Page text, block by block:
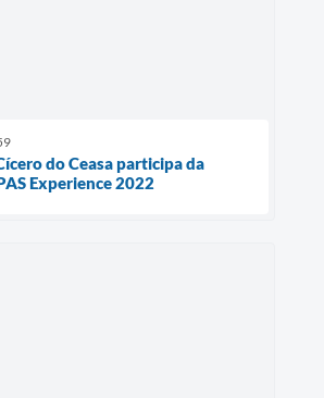
do Ceasa participa da
Experience 2022